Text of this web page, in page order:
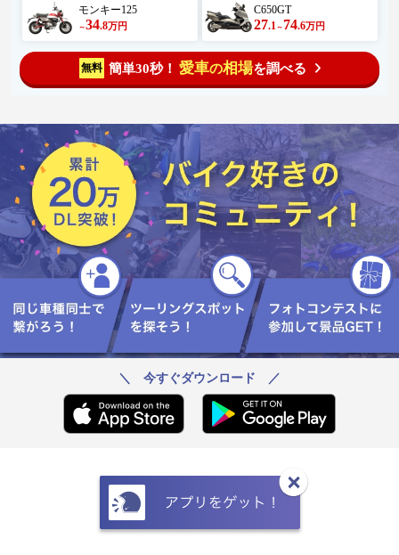
モンキー125
～34.8万円
C650GT
27.1 ～ 74.6万円
無料 簡単30秒！ 愛車の相場を調べる
＼ 今すぐダウンロード ／